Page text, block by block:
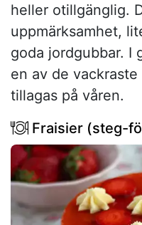
heller otillgänglig.
uppmärksamhet,
goda jordgubbar. I
en av de
tillagas på våren.
Fraisier (steg-